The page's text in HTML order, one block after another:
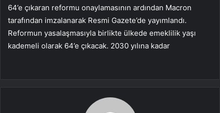
64’e çıkaran reformu onaylamasının ardından Macron
tarafından imzalanarak Resmi Gazete’de yayımlandı.
Reformun yasalaşmasıyla birlikte ülkede emeklilik yaşı
kademeli olarak 64’e çıkacak. 2030 yılına kadar